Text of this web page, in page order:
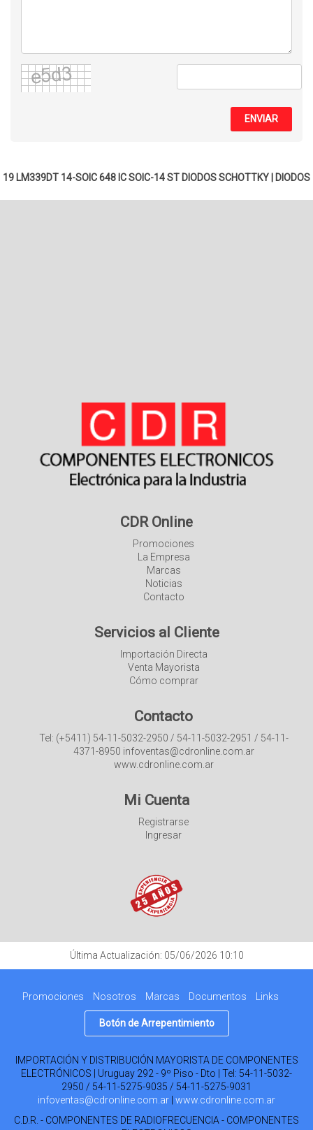
ENVIAR
19 LM339DT 14-SOIC 648 IC SOIC-14 ST DIODOS SCHOTTKY DIODOS
CDR Online
Promociones
La Empresa
Marcas
Noticias
Contacto
Servicios al Cliente
Importación Directa
Venta Mayorista
Cómo comprar
Contacto
Tel: (+5411) 54-11-5032-2950 / 54-11-5032-2951 / 54-11-
4371-8950 infoventas@cdronline.com.ar
www.cdronline.com.ar
Mi Cuenta
Registrarse
Ingresar
Última Actualización: 05/06/2026 10:10
Promociones Nosotros Marcas Documentos Links
Botón de Arrepentimiento
IMPORTACIÓN Y DISTRIBUCIÓN MAYORISTA DE COMPONENTES
ELECTRÓNICOS | Uruguay 292 - 9º Piso - Dto | Tel: 54-11-5032-
2950 / 54-11-5275-9035 / 54-11-5275-9031
infoventas@cdronline.com.ar www.cdronline.com.ar
C.D.R. - COMPONENTES DE RADIOFRECUENCIA - COMPONENTES